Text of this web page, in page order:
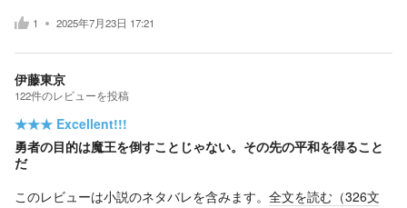
1 2025年7月23日 17:21
伊藤東京
122件のレビューを投稿
★★★ Excellent!!!
勇者の目的は魔王を倒すことじゃない。その先の平和を得ること
だ
このレビューは小説のネタバレを含みます。 全文を読む（326文